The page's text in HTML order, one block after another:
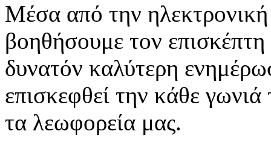
Μέσα από την ηλεκτρονική
βοηθήσουμε τον
δυνατόν καλύτερη
επισκεφθεί την κάθε
τα λεωφορεία μας.